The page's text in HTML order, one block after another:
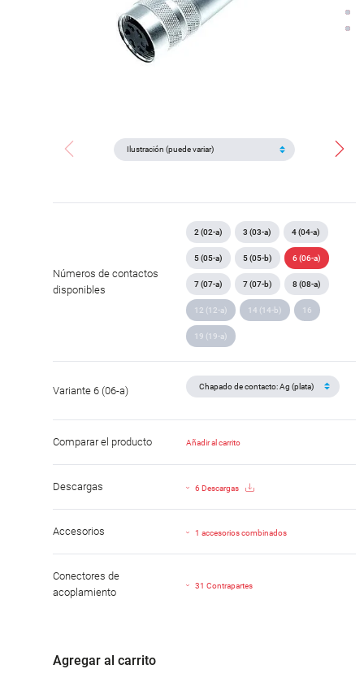
Números de contactos
disponibles
2 (02-a) 3 (03-a) 4 (04-a)
5 (05-a) 5 (05-b) 6 (06-a)
7 (07-a) 7 (07-b) 8 (08-a)
12 (12-a) 14 (14-b) 16
19 (19-a)
Variante 6 (06-a)
Comparar el producto Añadir al carrito
Descargas 6 Descargas
Accesorios 1 accesorios combinados
Conectores de
acoplamiento
31 Contrapartes
Agregar al carrito